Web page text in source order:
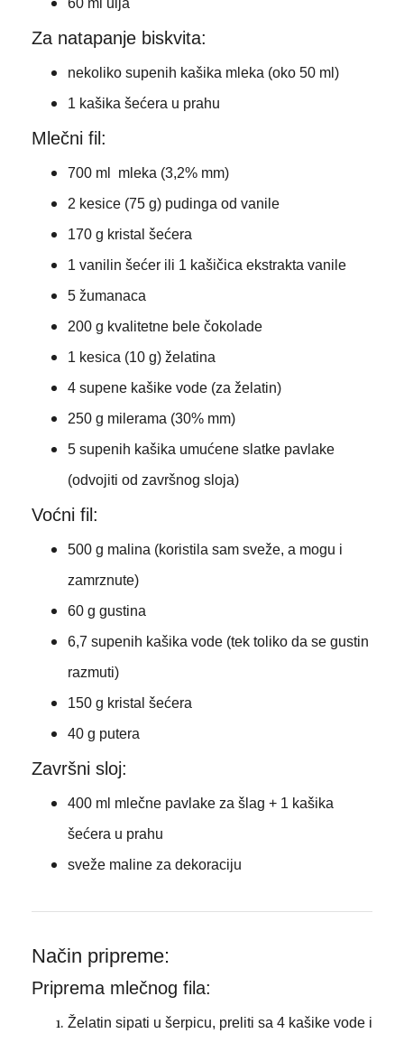
60 ml ulja
Za natapanje biskvita:
nekoliko supenih kašika mleka (oko 50 ml)
1 kašika šećera u prahu
Mlečni fil:
700 ml mleka (3,2% mm)
2 kesice (75 g) pudinga od vanile
170 g kristal šećera
1 vanilin šećer ili 1 kašičica ekstrakta vanile
5 žumanaca
200 g kvalitetne bele čokolade
1 kesica (10 g) želatina
4 supene kašike vode (za želatin)
250 g milerama (30% mm)
5 supenih kašika umućene slatke pavlake
(odvojiti od završnog sloja)
Voćni fil:
500 g malina (koristila sam sveže, a mogu i
zamrznute)
60 g gustina
6,7 supenih kašika vode (tek toliko da se gustin
razmuti)
150 g kristal šećera
40 g putera
Završni sloj:
400 ml mlečne pavlake za šlag + 1 kašika
šećera u prahu
sveže maline za dekoraciju
Način pripreme:
Priprema mlečnog fila:
Želatin sipati u šerpicu, preliti sa 4 kašike vode i